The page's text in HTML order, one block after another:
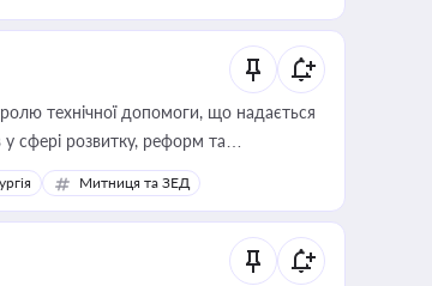
технічної допомоги, що надається
сфері розвитку, реформ та
Митниця та ЗЕД